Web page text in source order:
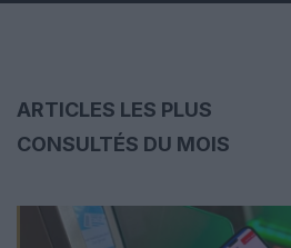
ARTICLES LES PLUS
CONSULTÉS DU MOIS